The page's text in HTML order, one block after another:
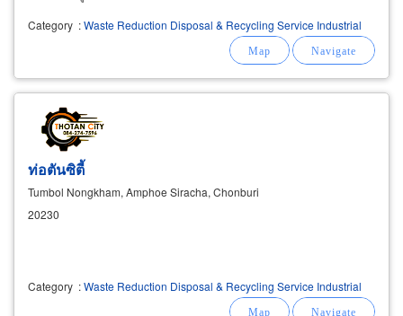
เครื่องมืองูเหล็กยาวพิเศษแยงทะลวงท่อตัน ทะลวง
Category :Waste Reduction Disposal & Recycling Service Industrial
ท่อตันซิตี้
Tumbol Nongkham, Amphoe Siracha, Chonburi
20230
Category :Waste Reduction Disposal & Recycling Service Industrial